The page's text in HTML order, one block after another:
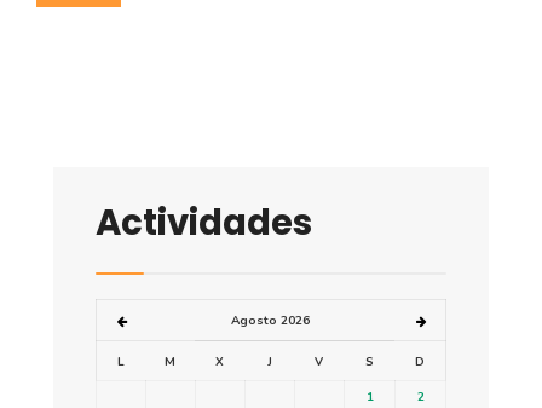
Actividades
Agosto 2026
L M X J V S D
1
2